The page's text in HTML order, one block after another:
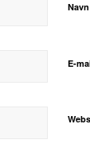
Navn
E-